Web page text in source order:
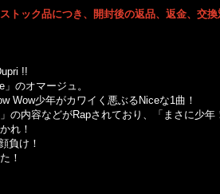
トック品につき、開封後の返品、返金、交
!!
のオマージュ。
Wow少年がカワイく悪ぶるNiceな1曲！
の内容などがRapされており、「まさに少
れ！
負け！
！